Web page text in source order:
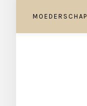
MOEDERSCHAP